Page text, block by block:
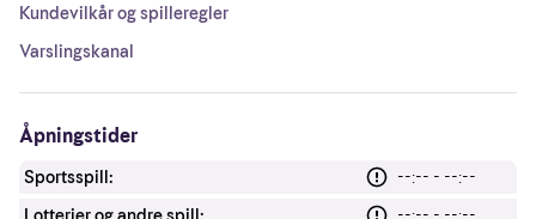
Kundevilkår og spilleregler
Varslingskanal
Åpningstider
Sportsspill:
--:-- - --:--